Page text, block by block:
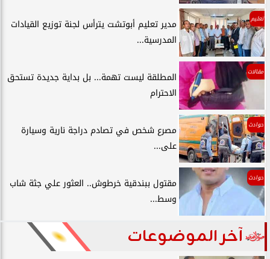
تعليم
مدير تعليم أبوتشت يترأس لجنة توزيع القيادات
المدرسية...
مقالات
المطلقة ليست تهمة... بل بداية جديدة تستحق
الاحترام
حوادث
مصرع شخص في تصادم دراجة نارية وسيارة
على...
حوادث
مقتول ببندقية خرطوش.. العثور علي جثة شاب
وسط...
آخر الموضوعات